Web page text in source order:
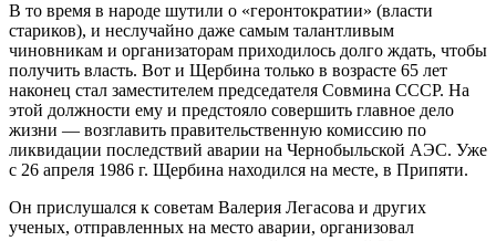
В то время в народе шутили о «геронтократии» (власти
стариков), и неслучайно даже самым талантливым
чиновникам и организаторам приходилось долго ждать, чтобы
получить власть. Вот и Щербина только в возрасте 65 лет
наконец стал заместителем председателя Совмина СССР. На
этой должности ему и предстояло совершить главное дело
жизни — возглавить правительственную комиссию по
ликвидации последствий аварии на Чернобыльской АЭС. Уже
с 26 апреля 1986 г. Щербина находился на месте, в Припяти.
Он прислушался к советам Валерия Легасова и других
ученых, отправленных на место аварии, организовал